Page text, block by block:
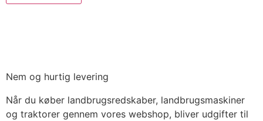
Nem og hurtig levering
Når du køber landbrugsredskaber, landbrugsmaskiner
og traktorer gennem vores webshop, bliver udgifter til